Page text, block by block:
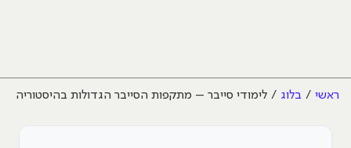
ראשי בלוג לימודי סייבר – מתקפות הסייבר הגדולות בהיסטוריה